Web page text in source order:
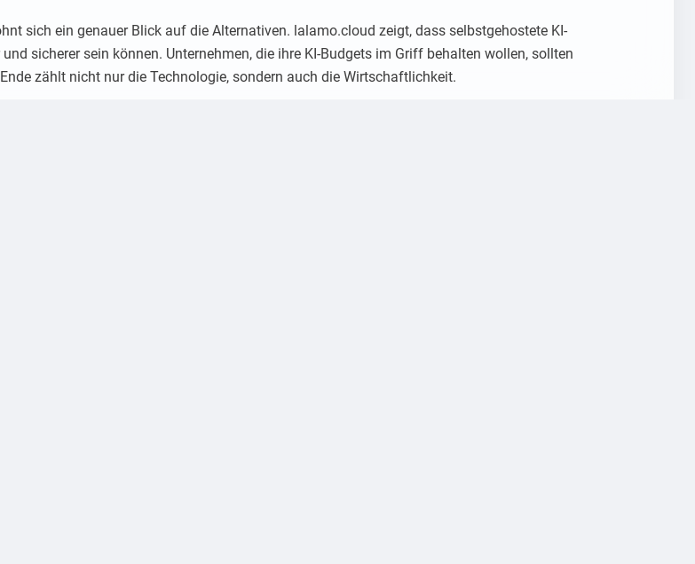
sich ein genauer Blick auf die Alternativen. lalamo.cloud zeigt, dass selbstgehostete KI-
sicherer sein können. Unternehmen, die ihre KI-Budgets im Griff behalten wollen, sollten
zählt nicht nur die Technologie, sondern auch die Wirtschaftlichkeit.